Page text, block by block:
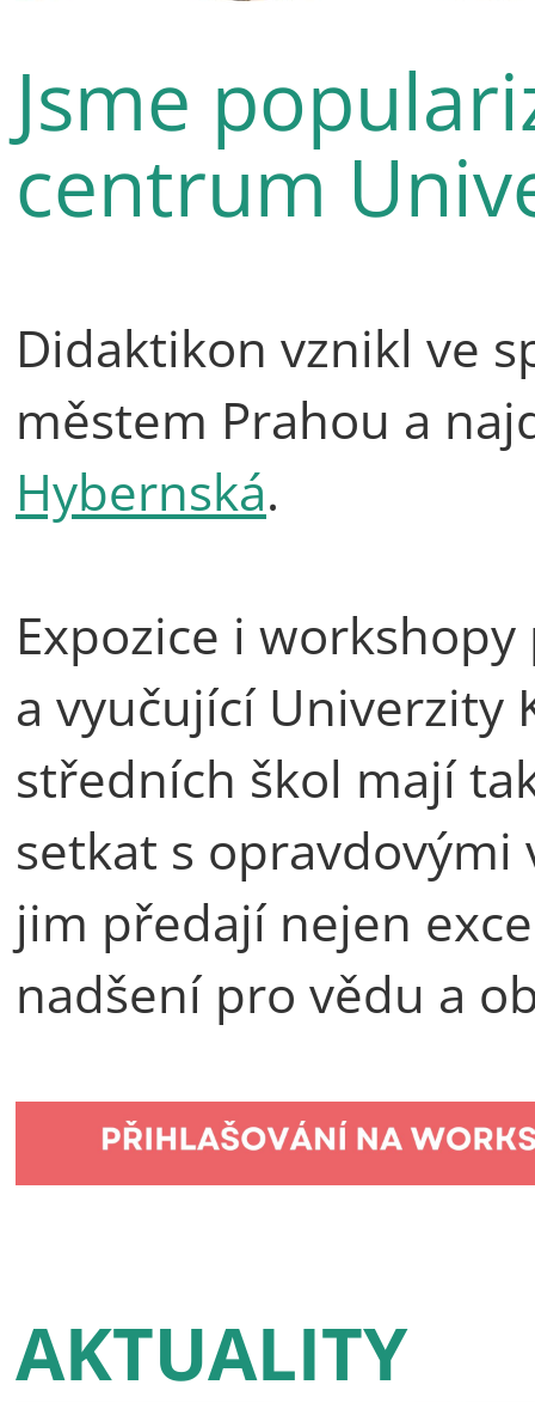
Jsme
centrum
Didaktikon vznikl ve
městem Prahou a
Hybernská.
Expozice i
a vyučující Univerzity
středních škol mají
setkat s
jim předají nejen
nadšení pro vědu a
AKTUALITY